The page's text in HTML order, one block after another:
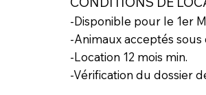
-Disponible pour le 1er
-Animaux acceptés sous
-Location 12 mois min.
-Vérification du dossier